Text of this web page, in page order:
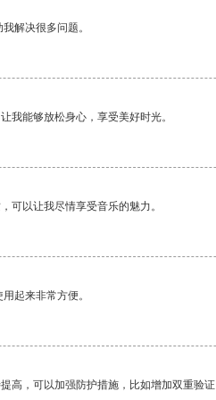
解决很多问题。
我能够放松身心，享受美好时光。
可以让我尽情享受音乐的魅力。
起来非常方便。
高，可以加强防护措施，比如增加双重验